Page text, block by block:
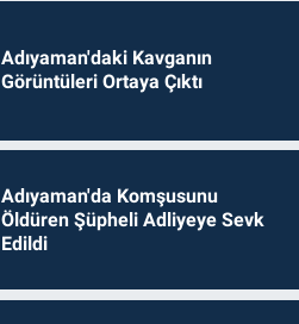
Adıyaman'daki Kavganın
Görüntüleri Ortaya Çıktı
Adıyaman'da Komşusunu
Öldüren Şüpheli Adliyeye Sevk
Edildi